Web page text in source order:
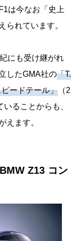
は今なお「史上
られています。
にも受け継がれ
したGMA社の「T.
ードテール」 （2
ることからも、
えます。
Z13 コン